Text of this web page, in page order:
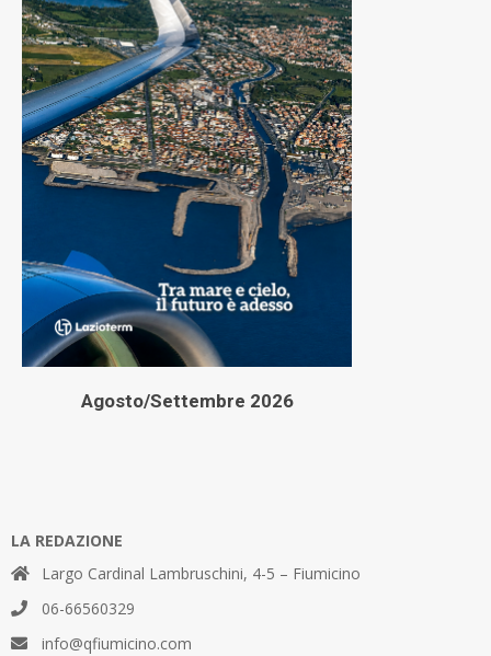
Agosto/Settembre 2026
LA REDAZIONE
Largo Cardinal Lambruschini, 4-5 – Fiumicino
06-66560329
info@qfiumicino.com